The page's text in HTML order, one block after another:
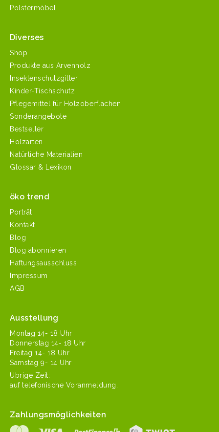
Polstermöbel
Diverses
Shop
Produkte aus Arvenholz
Insektenschutzgitter
Kinder-Tischschutz
Pflegemittel für Holzoberflächen
Sonderangebote
Bestseller
Holzarten
Natürliche Materialien
Glossar & Lexikon
öko trend
Porträt
Kontakt
Blog
Blog abonnieren
Haftungsausschluss
Impressum
AGB
Ausstellung
Mon­tag 14- 18 Uhr
Don­ner­stag 14- 18 Uhr
Fre­itag 14- 18 Uhr
Sam­stag 9- 14 Uhr
Übrige Zeit:
auf tele­fonis­che Voranmeldung.
Zahlungsmöglichkeiten